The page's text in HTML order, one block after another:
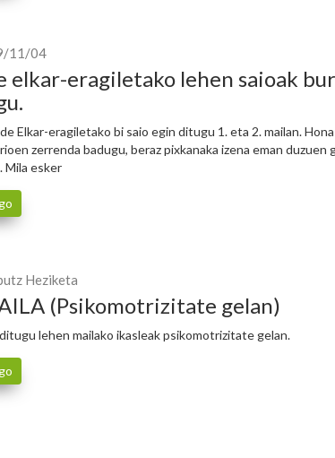
11/04
elkar-eragiletako lehen saioak
Elkar-eragiletako bi saio egin ditugu 1. eta 2. mailan.
zerrenda badugu, beraz pixkanaka izena eman duzuen
Mila esker
Heziketa
(Psikomotrizitate gelan)
lehen mailako ikasleak psikomotrizitate gelan.